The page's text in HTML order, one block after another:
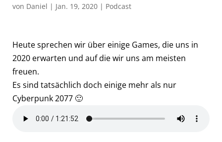
von Daniel | Jan. 19, 2020 | Podcast
Heute sprechen wir über einige Games, die uns in
2020 erwarten und auf die wir uns am meisten
freuen.
Es sind tatsächlich doch einige mehr als nur
Cyberpunk 2077 🙂